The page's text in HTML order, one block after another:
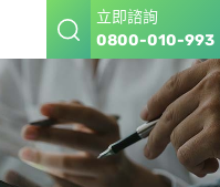
立即諮詢
0800-010-993